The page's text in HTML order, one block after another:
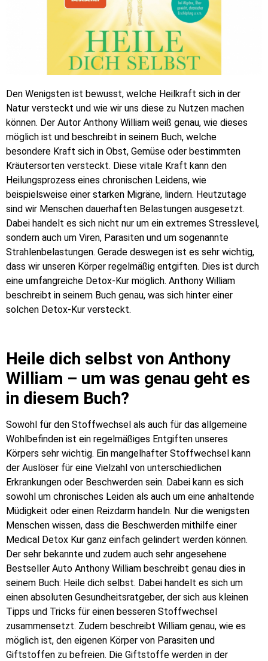
Den Wenigsten ist bewusst, welche Heilkraft sich in der
Natur versteckt und wie wir uns diese zu Nutzen machen
können. Der Autor Anthony William weiß genau, wie dieses
möglich ist und beschreibt in seinem Buch, welche
besondere Kraft sich in Obst, Gemüse oder bestimmten
Kräutersorten versteckt. Diese vitale Kraft kann den
Heilungsprozess eines chronischen Leidens, wie
beispielsweise einer starken Migräne, lindern. Heutzutage
sind wir Menschen dauerhaften Belastungen ausgesetzt.
Dabei handelt es sich nicht nur um ein extremes Stresslevel,
sondern auch um Viren, Parasiten und um sogenannte
Strahlenbelastungen. Gerade deswegen ist es sehr wichtig,
dass wir unseren Körper regelmäßig entgiften. Dies ist durch
eine umfangreiche Detox-Kur möglich. Anthony William
beschreibt in seinem Buch genau, was sich hinter einer
solchen Detox-Kur versteckt.
Heile dich selbst von Anthony
William – um was genau geht es
in diesem Buch?
Sowohl für den Stoffwechsel als auch für das allgemeine
Wohlbefinden ist ein regelmäßiges Entgiften unseres
Körpers sehr wichtig. Ein mangelhafter Stoffwechsel kann
der Auslöser für eine Vielzahl von unterschiedlichen
Erkrankungen oder Beschwerden sein. Dabei kann es sich
sowohl um chronisches Leiden als auch um eine anhaltende
Müdigkeit oder einen Reizdarm handeln. Nur die wenigsten
Menschen wissen, dass die Beschwerden mithilfe einer
Medical Detox Kur ganz einfach gelindert werden können.
Der sehr bekannte und zudem auch sehr angesehene
Bestseller Auto Anthony William beschreibt genau dies in
seinem Buch: Heile dich selbst. Dabei handelt es sich um
einen absoluten Gesundheitsratgeber, der sich aus kleinen
Tipps und Tricks für einen besseren Stoffwechsel
zusammensetzt. Zudem beschreibt William genau, wie es
möglich ist, den eigenen Körper von Parasiten und
Giftstoffen zu befreien. Die Giftstoffe werden in der